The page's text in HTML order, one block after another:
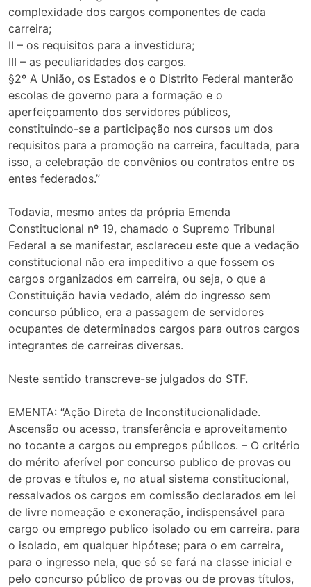
complexidade dos cargos componentes de cada
carreira;
II – os requisitos para a investidura;
III – as peculiaridades dos cargos.
§2º A União, os Estados e o Distrito Federal manterão
escolas de governo para a formação e o
aperfeiçoamento dos servidores públicos,
constituindo-se a participação nos cursos um dos
requisitos para a promoção na carreira, facultada, para
isso, a celebração de convênios ou contratos entre os
entes federados.”
Todavia, mesmo antes da própria Emenda
Constitucional nº 19, chamado o Supremo Tribunal
Federal a se manifestar, esclareceu este que a vedação
constitucional não era impeditivo a que fossem os
cargos organizados em carreira, ou seja, o que a
Constituição havia vedado, além do ingresso sem
concurso público, era a passagem de servidores
ocupantes de determinados cargos para outros cargos
integrantes de carreiras diversas.
Neste sentido transcreve-se julgados do STF.
EMENTA: “Ação Direta de Inconstitucionalidade.
Ascensão ou acesso, transferência e aproveitamento
no tocante a cargos ou empregos públicos. – O critério
do mérito aferível por concurso publico de provas ou
de provas e títulos e, no atual sistema constitucional,
ressalvados os cargos em comissão declarados em lei
de livre nomeação e exoneração, indispensável para
cargo ou emprego publico isolado ou em carreira. para
o isolado, em qualquer hipótese; para o em carreira,
para o ingresso nela, que só se fará na classe inicial e
pelo concurso público de provas ou de provas títulos,